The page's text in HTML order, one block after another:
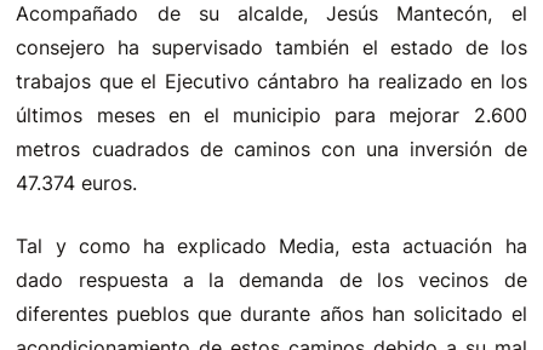
Acompañado de su alcalde, Jesús Mantecón, el
consejero ha supervisado también el estado de los
trabajos que el Ejecutivo cántabro ha realizado en los
últimos meses en el municipio para mejorar 2.600
metros cuadrados de caminos con una inversión de
47.374 euros.
Tal y como ha explicado Media, esta actuación ha
dado respuesta a la demanda de los vecinos de
diferentes pueblos que durante años han solicitado el